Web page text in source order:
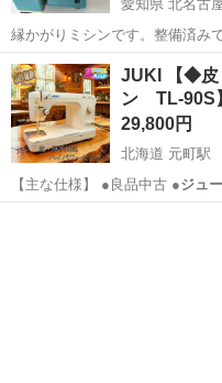
愛知県 北名古
縁かがりミシンです。整備済みで
愛知 北名古屋市 生活家
JUKI 【◆皮
ン TL-90S
29,800円
北海道 元町駅
【主な仕様】 ●良品中古 ●ジュ